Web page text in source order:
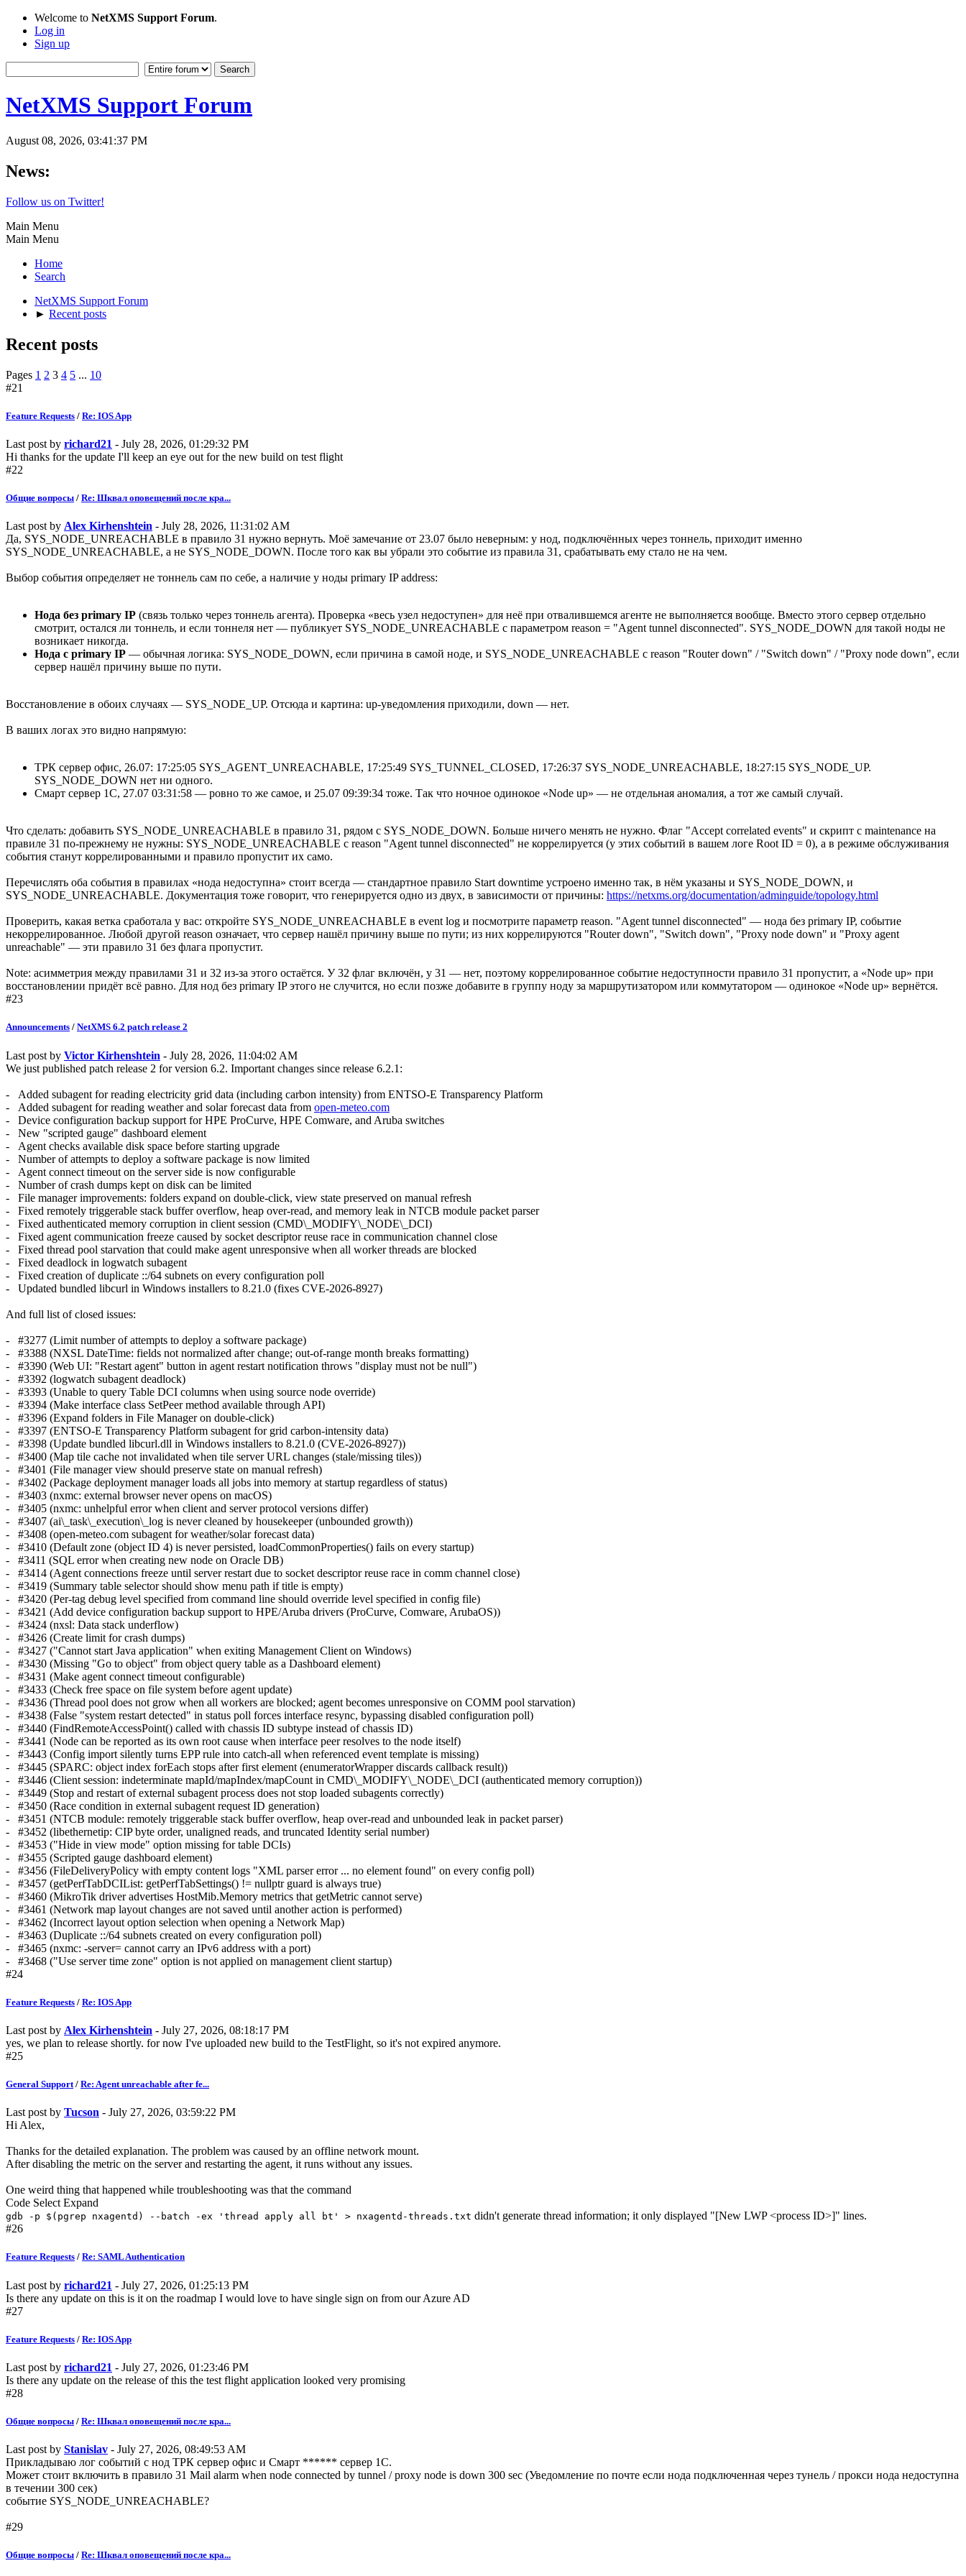
Welcome to NetXMS Support Forum.
Log in
Sign up
NetXMS Support Forum
August 08, 2026, 03:41:37 PM
News:
Follow us on Twitter!
Main Menu
Main Menu
Home
Search
NetXMS Support Forum
► Recent posts
Recent posts
Pages 1 2 3 4 5 ... 10
#21
Feature Requests / Re: IOS App
Last post by richard21 - July 28, 2026, 01:29:32 PM
Hi thanks for the update I'll keep an eye out for the new build on test flight
#22
Общие вопросы / Re: Шквал оповещений после кра...
Last post by Alex Kirhenshtein - July 28, 2026, 11:31:02 AM
Да, SYS_NODE_UNREACHABLE в правило 31 нужно вернуть. Моё замечание от 23.07 было неверным: у нод, подключённых через тоннель, приходит именно
SYS_NODE_UNREACHABLE, а не SYS_NODE_DOWN. После того как вы убрали это событие из правила 31, срабатывать ему стало не на чем.
Выбор события определяет не тоннель сам по себе, а наличие у ноды primary IP address:
Нода без primary IP (связь только через тоннель агента). Проверка «весь узел недоступен» для неё при отвалившемся агенте не выполняется вообще. Вместо этого сервер отдельно
смотрит, остался ли тоннель, и если тоннеля нет — публикует SYS_NODE_UNREACHABLE с параметром reason = "Agent tunnel disconnected". SYS_NODE_DOWN для такой ноды не
возникает никогда.
Нода с primary IP — обычная логика: SYS_NODE_DOWN, если причина в самой ноде, и SYS_NODE_UNREACHABLE с reason "Router down" / "Switch down" / "Proxy node down", если
сервер нашёл причину выше по пути.
Восстановление в обоих случаях — SYS_NODE_UP. Отсюда и картина: up-уведомления приходили, down — нет.
В ваших логах это видно напрямую:
ТРК сервер офис, 26.07: 17:25:05 SYS_AGENT_UNREACHABLE, 17:25:49 SYS_TUNNEL_CLOSED, 17:26:37 SYS_NODE_UNREACHABLE, 18:27:15 SYS_NODE_UP.
SYS_NODE_DOWN нет ни одного.
Смарт сервер 1С, 27.07 03:31:58 — ровно то же самое, и 25.07 09:39:34 тоже. Так что ночное одинокое «Node up» — не отдельная аномалия, а тот же самый случай.
Что сделать: добавить SYS_NODE_UNREACHABLE в правило 31, рядом с SYS_NODE_DOWN. Больше ничего менять не нужно. Флаг "Accept correlated events" и скрипт с maintenance на
правиле 31 по-прежнему не нужны: SYS_NODE_UNREACHABLE с reason "Agent tunnel disconnected" не коррелируется (у этих событий в вашем логе Root ID = 0), а в режиме обслуживания
события станут коррелированными и правило пропустит их само.
Перечислять оба события в правилах «нода недоступна» стоит всегда — стандартное правило Start downtime устроено именно так, в нём указаны и SYS_NODE_DOWN, и
SYS_NODE_UNREACHABLE. Документация тоже говорит, что генерируется одно из двух, в зависимости от причины: https://netxms.org/documentation/adminguide/topology.html
Проверить, какая ветка сработала у вас: откройте SYS_NODE_UNREACHABLE в event log и посмотрите параметр reason. "Agent tunnel disconnected" — нода без primary IP, событие
некоррелированное. Любой другой reason означает, что сервер нашёл причину выше по пути; из них коррелируются "Router down", "Switch down", "Proxy node down" и "Proxy agent
unreachable" — эти правило 31 без флага пропустит.
Note: асимметрия между правилами 31 и 32 из-за этого остаётся. У 32 флаг включён, у 31 — нет, поэтому коррелированное событие недоступности правило 31 пропустит, а «Node up» при
восстановлении придёт всё равно. Для нод без primary IP этого не случится, но если позже добавите в группу ноду за маршрутизатором или коммутатором — одинокое «Node up» вернётся.
#23
Announcements / NetXMS 6.2 patch release 2
Last post by Victor Kirhenshtein - July 28, 2026, 11:04:02 AM
We just published patch release 2 for version 6.2. Important changes since release 6.2.1:
- Added subagent for reading electricity grid data (including carbon intensity) from ENTSO-E Transparency Platform
- Added subagent for reading weather and solar forecast data from open-meteo.com
- Device configuration backup support for HPE ProCurve, HPE Comware, and Aruba switches
- New "scripted gauge" dashboard element
- Agent checks available disk space before starting upgrade
- Number of attempts to deploy a software package is now limited
- Agent connect timeout on the server side is now configurable
- Number of crash dumps kept on disk can be limited
- File manager improvements: folders expand on double-click, view state preserved on manual refresh
- Fixed remotely triggerable stack buffer overflow, heap over-read, and memory leak in NTCB module packet parser
- Fixed authenticated memory corruption in client session (CMD\_MODIFY\_NODE\_DCI)
- Fixed agent communication freeze caused by socket descriptor reuse race in communication channel close
- Fixed thread pool starvation that could make agent unresponsive when all worker threads are blocked
- Fixed deadlock in logwatch subagent
- Fixed creation of duplicate ::/64 subnets on every configuration poll
- Updated bundled libcurl in Windows installers to 8.21.0 (fixes CVE-2026-8927)
And full list of closed issues:
- #3277 (Limit number of attempts to deploy a software package)
- #3388 (NXSL DateTime: fields not normalized after change; out-of-range month breaks formatting)
- #3390 (Web UI: "Restart agent" button in agent restart notification throws "display must not be null")
- #3392 (logwatch subagent deadlock)
- #3393 (Unable to query Table DCI columns when using source node override)
- #3394 (Make interface class SetPeer method available through API)
- #3396 (Expand folders in File Manager on double-click)
- #3397 (ENTSO-E Transparency Platform subagent for grid carbon-intensity data)
- #3398 (Update bundled libcurl.dll in Windows installers to 8.21.0 (CVE-2026-8927))
- #3400 (Map tile cache not invalidated when tile server URL changes (stale/missing tiles))
- #3401 (File manager view should preserve state on manual refresh)
- #3402 (Package deployment manager loads all jobs into memory at startup regardless of status)
- #3403 (nxmc: external browser never opens on macOS)
- #3405 (nxmc: unhelpful error when client and server protocol versions differ)
- #3407 (ai\_task\_execution\_log is never cleaned by housekeeper (unbounded growth))
- #3408 (open-meteo.com subagent for weather/solar forecast data)
- #3410 (Default zone (object ID 4) is never persisted, loadCommonProperties() fails on every startup)
- #3411 (SQL error when creating new node on Oracle DB)
- #3414 (Agent connections freeze until server restart due to socket descriptor reuse race in comm channel close)
- #3419 (Summary table selector should show menu path if title is empty)
- #3420 (Per-tag debug level specified from command line should override level specified in config file)
- #3421 (Add device configuration backup support to HPE/Aruba drivers (ProCurve, Comware, ArubaOS))
- #3424 (nxsl: Data stack underflow)
- #3426 (Create limit for crash dumps)
- #3427 ("Cannot start Java application" when exiting Management Client on Windows)
- #3430 (Missing "Go to object" from object query table as a Dashboard element)
- #3431 (Make agent connect timeout configurable)
- #3433 (Check free space on file system before agent update)
- #3436 (Thread pool does not grow when all workers are blocked; agent becomes unresponsive on COMM pool starvation)
- #3438 (False "system restart detected" in status poll forces interface resync, bypassing disabled configuration poll)
- #3440 (FindRemoteAccessPoint() called with chassis ID subtype instead of chassis ID)
- #3441 (Node can be reported as its own root cause when interface peer resolves to the node itself)
- #3443 (Config import silently turns EPP rule into catch-all when referenced event template is missing)
- #3445 (SPARC: object index forEach stops after first element (enumeratorWrapper discards callback result))
- #3446 (Client session: indeterminate mapId/mapIndex/mapCount in CMD\_MODIFY\_NODE\_DCI (authenticated memory corruption))
- #3449 (Stop and restart of external subagent process does not stop loaded subagents correctly)
- #3450 (Race condition in external subagent request ID generation)
- #3451 (NTCB module: remotely triggerable stack buffer overflow, heap over-read and unbounded leak in packet parser)
- #3452 (libethernetip: CIP byte order, unaligned reads, and truncated Identity serial number)
- #3453 ("Hide in view mode" option missing for table DCIs)
- #3455 (Scripted gauge dashboard element)
- #3456 (FileDeliveryPolicy with empty content logs "XML parser error ... no element found" on every config poll)
- #3457 (getPerfTabDCIList: getPerfTabSettings() != nullptr guard is always true)
- #3460 (MikroTik driver advertises HostMib.Memory metrics that getMetric cannot serve)
- #3461 (Network map layout changes are not saved until another action is performed)
- #3462 (Incorrect layout option selection when opening a Network Map)
- #3463 (Duplicate ::/64 subnets created on every configuration poll)
- #3465 (nxmc: -server= cannot carry an IPv6 address with a port)
- #3468 ("Use server time zone" option is not applied on management client startup)
#24
Feature Requests / Re: IOS App
Last post by Alex Kirhenshtein - July 27, 2026, 08:18:17 PM
yes, we plan to release shortly. for now I've uploaded new build to the TestFlight, so it's not expired anymore.
#25
General Support/ Re: Agent unreachable after fe...
Last post by Tucson - July 27, 2026, 03:59:22 PM
Hi Alex,
Thanks for the detailed explanation. The problem was caused by an offline network mount.
After disabling the metric on the server and restarting the agent, it runs without any issues.
One weird thing that happened while troubleshooting was that the command
Code Select Expand
gdb -p $(pgrep nxagentd) --batch -ex 'thread apply all bt' > nxagentd-threads.txt didn't generate thread information; it only displayed "[New LWP <process ID>]" lines.
#26
Feature Requests / Re: SAML Authentication
Last post by richard21 - July 27, 2026, 01:25:13 PM
Is there any update on this is it on the roadmap I would love to have single sign on from our Azure AD
#27
Feature Requests / Re: IOS App
Last post by richard21 - July 27, 2026, 01:23:46 PM
Is there any update on the release of this the test flight application looked very promising
#28
Общие вопросы / Re: Шквал оповещений после кра...
Last post by Stanislav - July 27, 2026, 08:49:53 AM
Прикладываю лог событий с нод ТРК сервер офис и Смарт ****** сервер 1С.
Может стоит включить в правило 31 Mail alarm when node connected by tunnel / proxy node is down 300 sec (Уведомление по почте если нода подключенная через тунель / прокси нода недоступна
в течении 300 сек)
событие SYS_NODE_UNREACHABLE?
#29
Общие вопросы / Re: Шквал оповещений после кра...